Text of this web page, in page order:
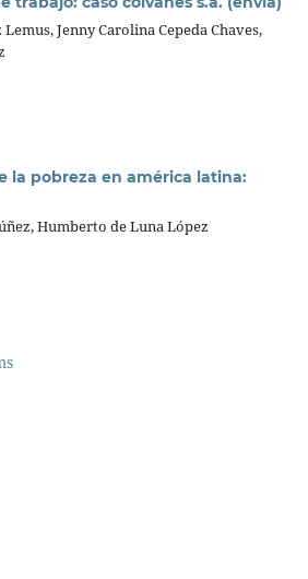
Jenny Carolina Cepeda Chaves,
la pobreza en américa latina:
Humberto de Luna López